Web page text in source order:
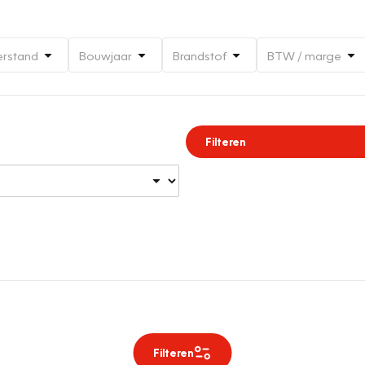
Bouwjaar Brandstof BTW / marge
Filteren
Filteren